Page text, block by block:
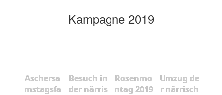
Kampagne 2019
Aschersa
mstagsfa
Besuch in
der närris
Rosenmo
ntag 2019
Umzug de
r närrisch